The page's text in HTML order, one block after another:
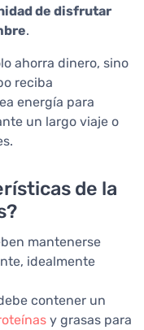
de disfrutar
.
ahorra dinero, sino
reciba
energía para
un largo viaje o
de la
mantenerse
idealmente
contener un
y grasas para